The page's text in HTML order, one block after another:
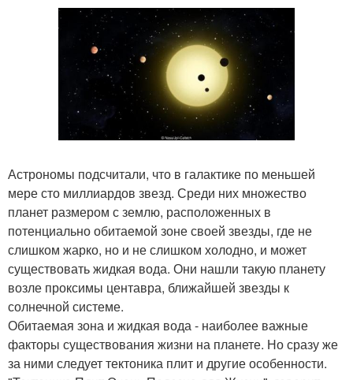
Астрономы подсчитали, что в галактике по меньшей
мере сто миллиардов звезд. Среди них множество
планет размером с землю, расположенных в
потенциально обитаемой зоне своей звезды, где не
слишком жарко, но и не слишком холодно, и может
существовать жидкая вода. Они нашли такую планету
возле проксимы центавра, ближайшей звезды к
солнечной системе.
Обитаемая зона и жидкая вода - наиболее важные
факторы существования жизни на планете. Но сразу же
за ними следует тектоника плит и другие особенности.